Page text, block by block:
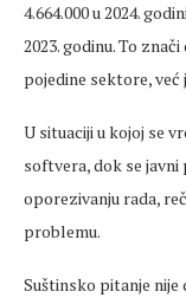
4.664.000 u 2024.
2023. godinu. To
pojedine sektore,
U situaciji u kojoj se
softvera, dok se javni
oporezivanju rada,
problemu.
Suštinsko pitanje